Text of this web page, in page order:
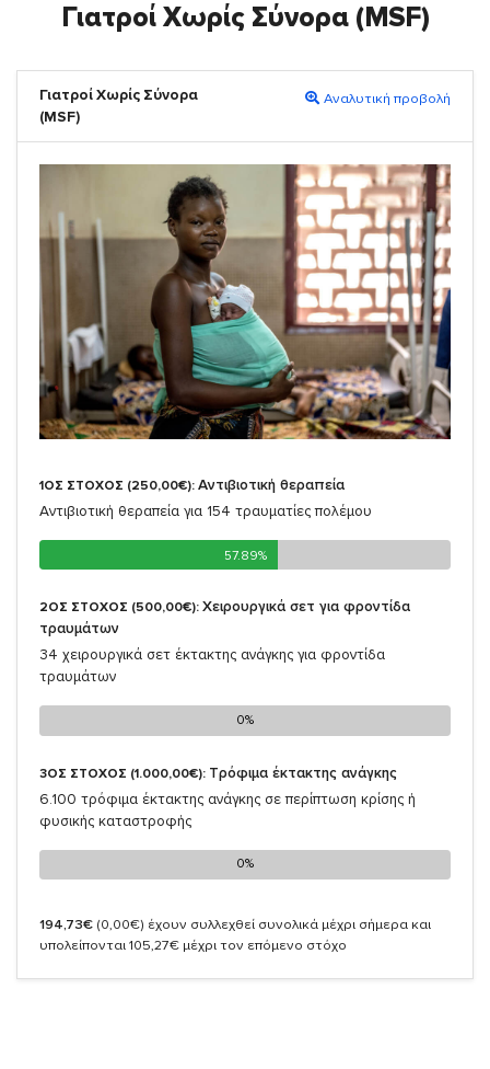
Γιατροί Χωρίς Σύνορα (MSF)
Γιατροί Χωρίς Σύνορα
(MSF)
Αναλυτική προβολή
1ΟΣ ΣΤΟΧΟΣ (250,00€): Αντιβιοτική θεραπεία
Αντιβιοτική θεραπεία για 154 τραυματίες πολέμου
57.89%
57.89%
2ΟΣ ΣΤΟΧΟΣ (500,00€): Χειρουργικά σετ για φροντίδα
τραυμάτων
34 χειρουργικά σετ έκτακτης ανάγκης για φροντίδα
τραυμάτων
0%
0%
3ΟΣ ΣΤΟΧΟΣ (1.000,00€): Τρόφιμα έκτακτης ανάγκης
6.100 τρόφιμα έκτακτης ανάγκης σε περίπτωση κρίσης ή
φυσικής καταστροφής
0%
0%
194,73€ (0,00€) έχουν συλλεχθεί συνολικά μέχρι σήμερα και
υπολείπονται 105,27€ μέχρι τον επόμενο στόχο